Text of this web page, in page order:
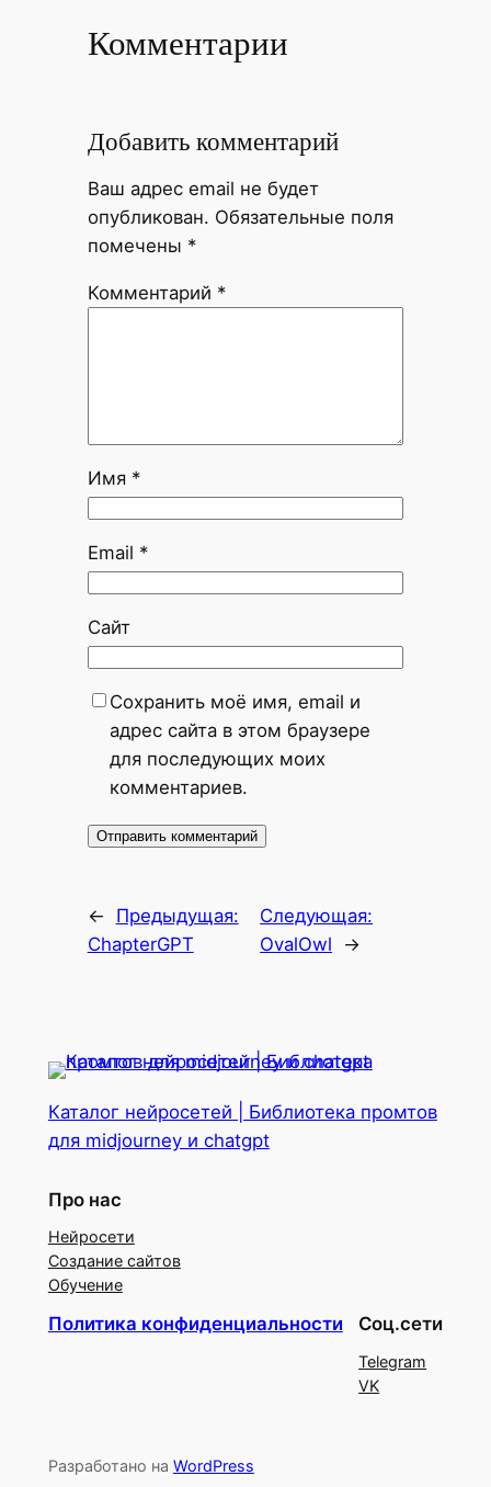
Комментарии
Добавить комментарий
Ваш адрес email не будет
опубликован. Обязательные поля
помечены *
Комментарий *
Имя *
Email *
Сайт
Сохранить моё имя, email и
адрес сайта в этом браузере
для последующих моих
комментариев.
←
Предыдущая:
ChapterGPT
Следующая:
OvalOwl
→
Каталог нейросетей | Библиотека промтов
для midjourney и chatgpt
Про нас
Нейросети
Создание сайтов
Обучение
Политика конфиденциальности Соц.сети
Telegram
VK
Разработано на WordPress